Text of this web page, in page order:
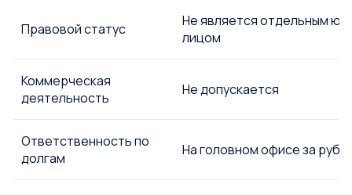
Правовой статус
Не является отдельным
лицом
Коммерческая
деятельность
Не допускается
Ответственность по
долгам
На головном офисе за